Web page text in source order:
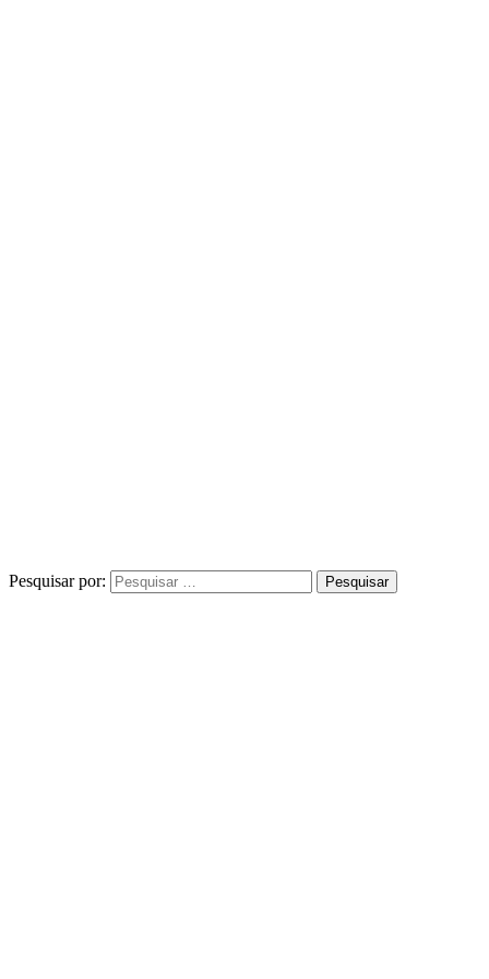
Pesquisar por: